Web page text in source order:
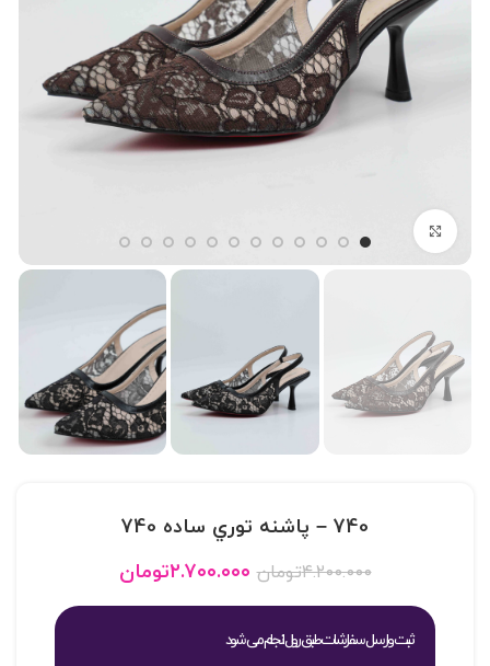
740 – پاشنه توري ساده 740
۴.۲۰۰.۰۰۰تومان ۲.۷۰۰.۰۰۰تومان
ثبت و ارسال سفارشات طبق روال انجام می شود